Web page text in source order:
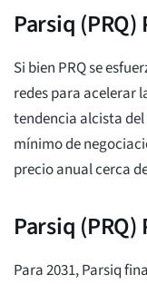
Parsiq
Si bien PRQ se
redes para acelerar
tendencia alcista
mínimo de
precio anual cerca
Parsiq
Para 2031, Parsiq